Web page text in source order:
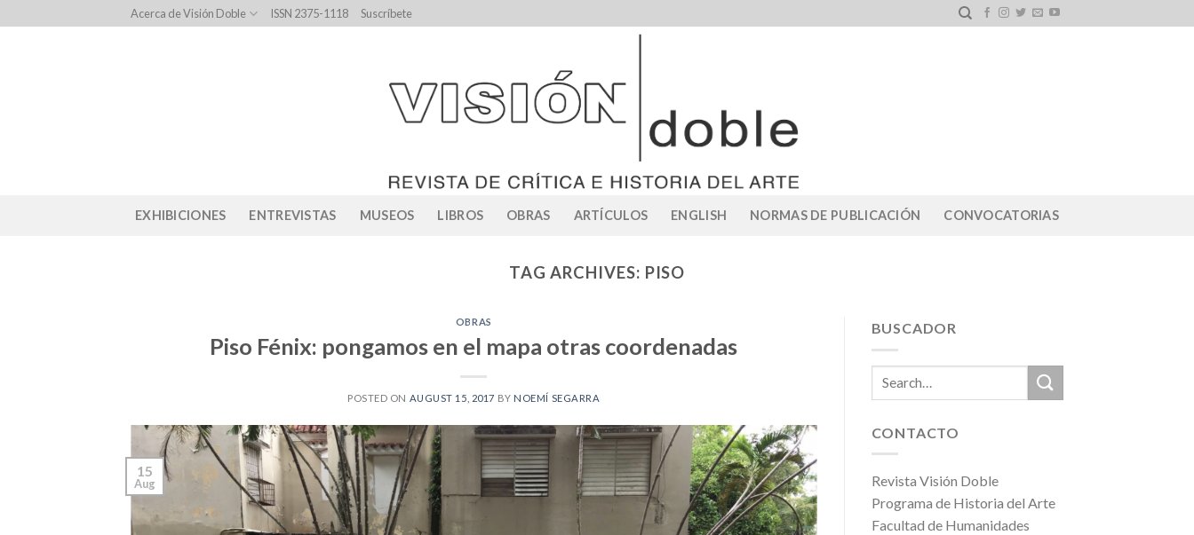
to
Acerca de Visión Doble ISSN 2375-1118 Suscríbete
EXHIBICIONES ENTREVISTAS MUSEOS LIBROS OBRAS ARTÍCULOS ENGLISH NORMAS DE PUBLICACIÓN CONVOCATORIAS
TAG ARCHIVES: PISO
OBRAS
Piso Fénix: pongamos en el mapa otras coordenadas
POSTED ON AUGUST 15, 2017 BY NOEMÍ SEGARRA
15
Aug
BUSCADOR
CONTACTO
Revista Visión Doble
Programa de Historia del Arte
Facultad de Humanidades